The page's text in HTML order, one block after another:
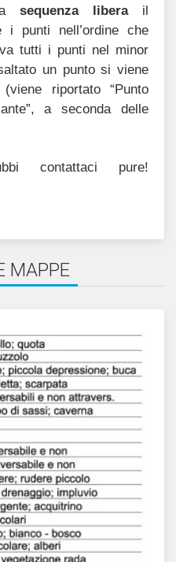
sequenza liberail
i punti nell’ordine che
tutti i punti nel minor
un punto si viene
riportato “Punto
a seconda delle
contattaci pure!
MAPPE